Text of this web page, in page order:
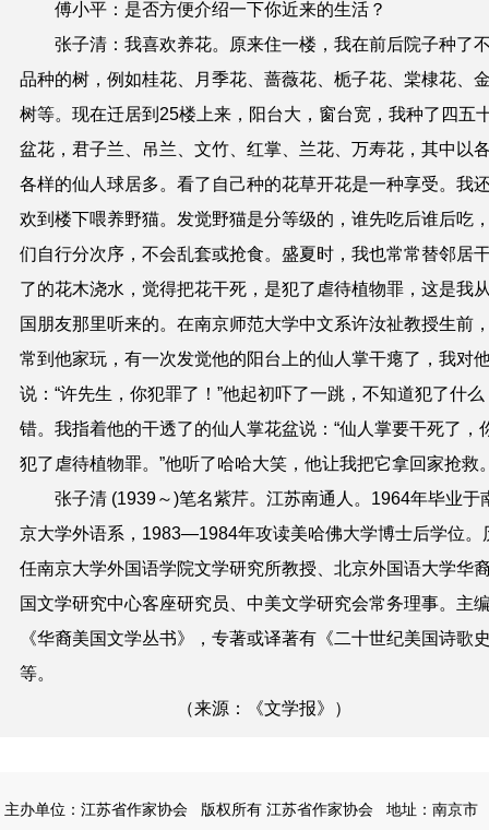
傅小平：是否方便介绍一下你近来的生活？
张子清：我喜欢养花。原来住一楼，我在前后院子种了
品种的树，例如桂花、月季花、蔷薇花、栀子花、棠棣花、
树等。现在迁居到25楼上来，阳台大，窗台宽，我种了四五
盆花，君子兰、吊兰、文竹、红掌、兰花、万寿花，其中以
各样的仙人球居多。看了自己种的花草开花是一种享受。我
欢到楼下喂养野猫。发觉野猫是分等级的，谁先吃后谁后吃
们自行分次序，不会乱套或抢食。盛夏时，我也常常替邻居
了的花木浇水，觉得把花干死，是犯了虐待植物罪，这是我
国朋友那里听来的。在南京师范大学中文系许汝祉教授生前
常到他家玩，有一次发觉他的阳台上的仙人掌干瘪了，我对
说：“许先生，你犯罪了！”他起初吓了一跳，不知道犯了什么
错。我指着他的干透了的仙人掌花盆说：“仙人掌要干死了，
犯了虐待植物罪。”他听了哈哈大笑，他让我把它拿回家抢救
张子清 (1939～)笔名紫芹。江苏南通人。1964年毕业于
京大学外语系，1983—1984年攻读美哈佛大学博士后学位。
任南京大学外国语学院文学研究所教授、北京外国语大学华
国文学研究中心客座研究员、中美文学研究会常务理事。主
《华裔美国文学丛书》，专著或译著有《二十世纪美国诗歌
等。
（来源：《文学报》）
主办单位：江苏省作家协会 版权所有 江苏省作家协会
地址：南京市